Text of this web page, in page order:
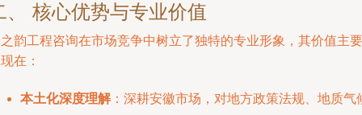
、 核心优势与专业价值
韵工程咨询在市场竞争中树立了独特的专业形象，其价值主要
在：
本土化深度理解：深耕安徽市场，对地方政策法规、地质气